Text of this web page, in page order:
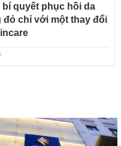
quyết phục hồi da
đỏ chỉ với một thay đổi